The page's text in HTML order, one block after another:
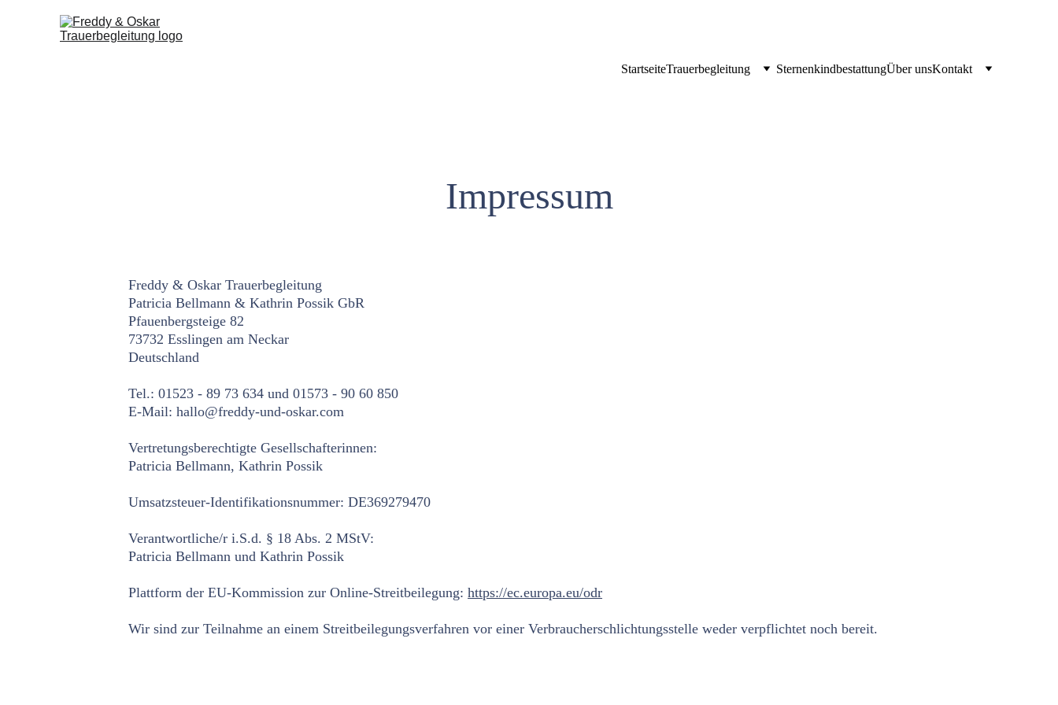
StartseiteTrauerbegleitung SternenkindbestattungÜber unsKontakt
Impressum
Freddy & Oskar Trauerbegleitung
Patricia Bellmann & Kathrin Possik GbR
Pfauenbergsteige 82
73732 Esslingen am Neckar
Deutschland
Tel.: 01523 - 89 73 634 und 01573 - 90 60 850
E-Mail: hallo@freddy-und-oskar.com
Vertretungsberechtigte Gesellschafterinnen:
Patricia Bellmann, Kathrin Possik
Umsatzsteuer-Identifikationsnummer: DE369279470
Verantwortliche/r i.S.d. § 18 Abs. 2 MStV:
Patricia Bellmann und Kathrin Possik
Plattform der EU-Kommission zur Online-Streitbeilegung: https://ec.europa.eu/odr
Wir sind zur Teilnahme an einem Streitbeilegungsverfahren vor einer Verbraucherschlichtungsstelle weder verpflichtet noch bereit.